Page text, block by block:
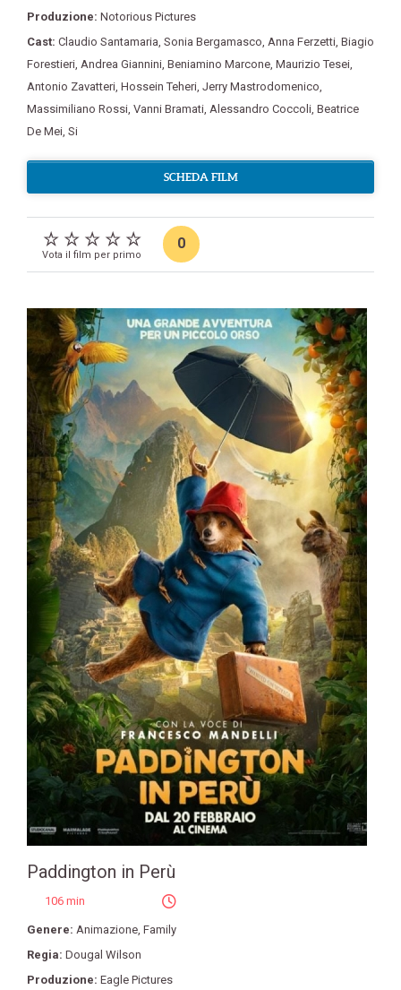
Produzione: Notorious Pictures
Cast: Claudio Santamaria, Sonia Bergamasco, Anna Ferzetti, Biagio
Forestieri, Andrea Giannini, Beniamino Marcone, Maurizio Tesei,
Antonio Zavatteri, Hossein Teheri, Jerry Mastrodomenico,
Massimiliano Rossi, Vanni Bramati, Alessandro Coccoli, Beatrice
De Mei, Si
SCHEDA FILM
Vota il film per primo
0
Paddington in Perù
106 min
Genere: Animazione, Family
Regia: Dougal Wilson
Produzione: Eagle Pictures